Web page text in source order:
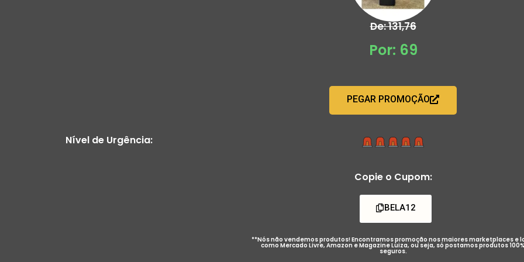
De: 131,76
Por: 69
PEGAR PROMOÇÃO
Nível de Urgência:
Copie o Cupom:
BELA12
**Nós não vendemos produtos! Encontramos promoção nos maiores marketplaces e
como Mercado Livre, Amazon e Magazine Luiza, ou seja, só postamos produtos 100%
seguros.